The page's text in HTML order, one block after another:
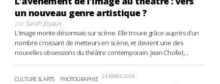
un nouveau genre artistique ?
parSarah Joyaux
L’image monte désormais sur scène. Elle trouve grâce auprès d’un
nombre croissant de metteurs en scène, et devient une des
nouvelles obsessions du théâtre contemporain. Jean Chollet,...
CULTURE & ARTS PHOTOGRAPHIE 24 MARS 2024